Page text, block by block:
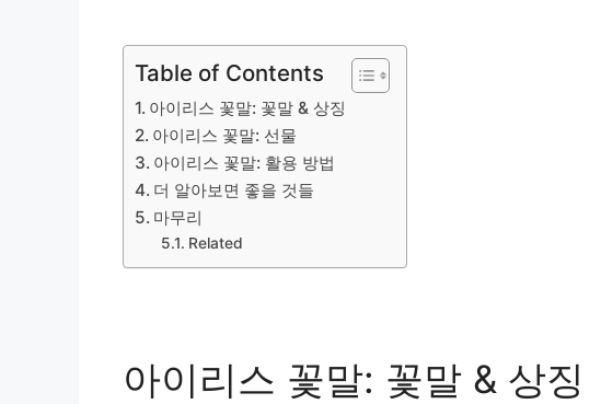
Table of Contents
아이리스 꽃말: 꽃말 & 상징
아이리스 꽃말: 선물
아이리스 꽃말: 활용 방법
더 알아보면 좋을 것들
마무리
Related
아이리스 꽃말: 꽃말 & 상징